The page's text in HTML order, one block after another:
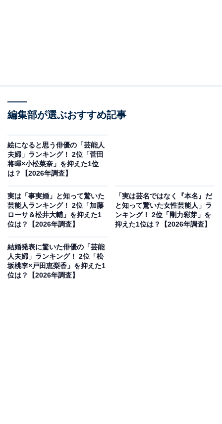
View this post on Instagram
編集部が選ぶおすすめ記事
絵になると思う俳優の「芸能人
夫婦」ランキング！ 2位「菅田
将暉×小松菜奈」を抑えた1位
は？【2026年調査】
実は「事実婚」と知って驚いた
芸能人ランキング！ 2位「加藤
ローサ＆松井大輔」を抑えた1
位は？【2026年調査】
「実は芸名ではなく『本名』だ
と知って驚いた女性芸能人」ラ
ンキング！ 2位「剛力彩芽」を
抑えた1位は？【2026年調査】
結婚発表に驚いた俳優の「芸能
人夫婦」ランキング！ 2位「松
坂桃李×戸田恵梨香」を抑えた1
位は？【2026年調査】